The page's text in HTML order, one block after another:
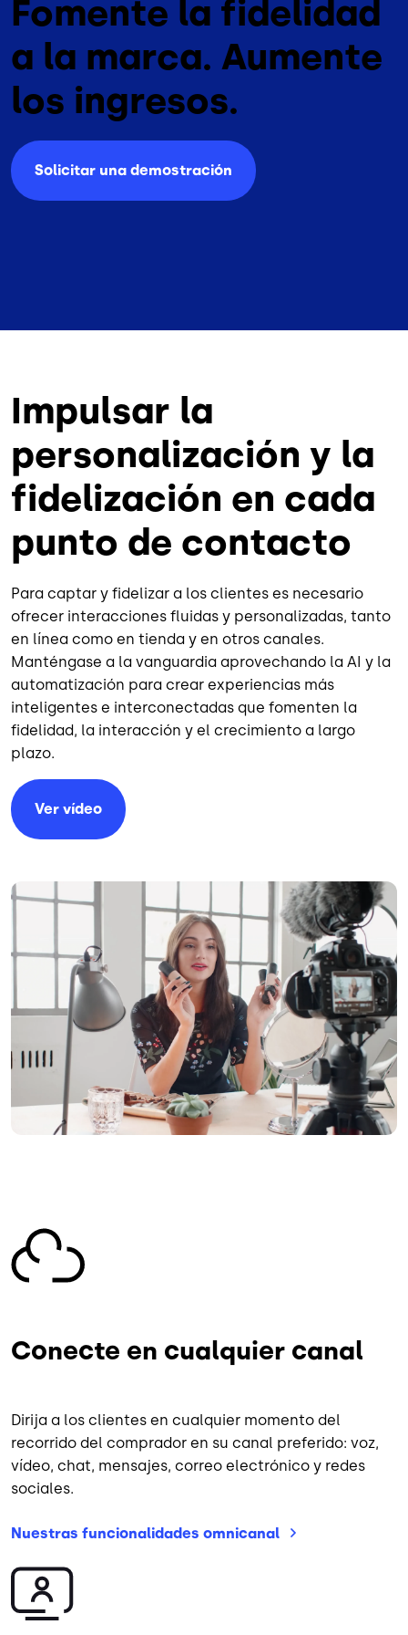
Fomente la fidelidad
a la marca. Aumente
los ingresos.
Solicitar una demostración
Impulsar la
personalización y la
fidelización en cada
punto de contacto
Para captar y fidelizar a los clientes es necesario
ofrecer interacciones fluidas y personalizadas, tanto
en línea como en tienda y en otros canales.
Manténgase a la vanguardia aprovechando la AI y la
automatización para crear experiencias más
inteligentes e interconectadas que fomenten la
fidelidad, la interacción y el crecimiento a largo
plazo.
Ver vídeo
Imagen
Imagen
Conecte en cualquier canal
Dirija a los clientes en cualquier momento del
recorrido del comprador en su canal preferido: voz,
vídeo, chat, mensajes, correo electrónico y redes
sociales.
Nuestras funcionalidades omnicanal
Imagen